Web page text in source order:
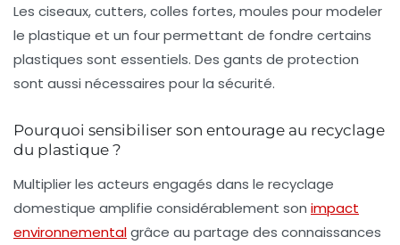
Les ciseaux, cutters, colles fortes, moules pour modeler
le plastique et un four permettant de fondre certains
plastiques sont essentiels. Des gants de protection
sont aussi nécessaires pour la sécurité.
Pourquoi sensibiliser son entourage au recyclage
du plastique ?
Multiplier les acteurs engagés dans le recyclage
domestique amplifie considérablement son impact
environnementalgrâce au partage des connaissances